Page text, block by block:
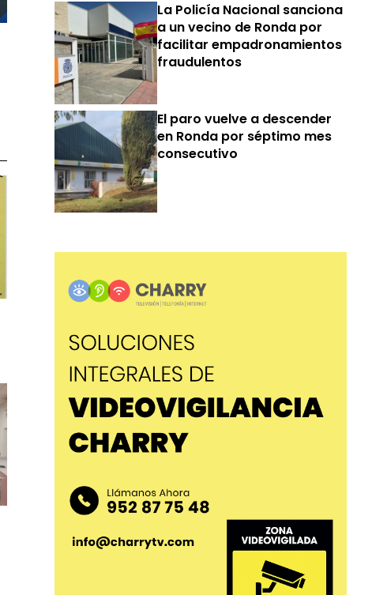
La Policía Nacional sanciona
a un vecino de Ronda por
facilitar empadronamientos
fraudulentos
El paro vuelve a descender
en Ronda por séptimo mes
consecutivo